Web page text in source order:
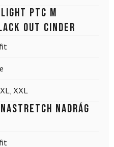
PTC M
Out Cinder
XL XXL
Nadrág